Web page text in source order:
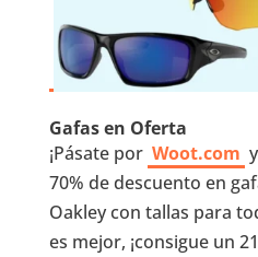
Gafas en Oferta
¡Pásate por Woot.com
70% de descuento en
Oakley con tallas para
es mejor, ¡consigue un